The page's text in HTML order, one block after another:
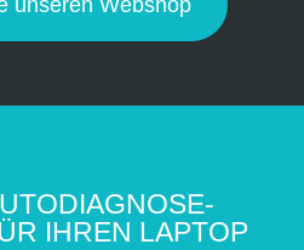
unseren Webshop
IHREN LAPTOP